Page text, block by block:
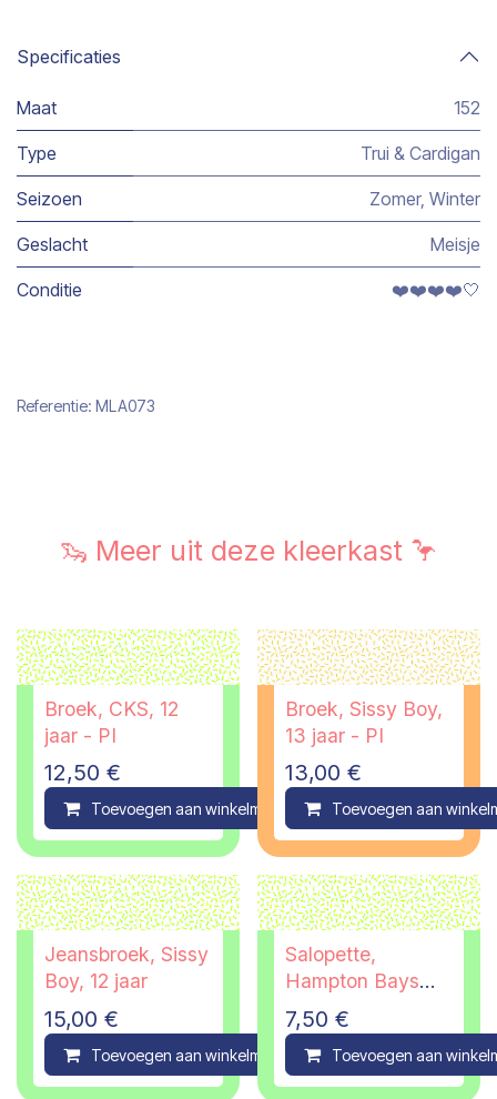
Specificaties
Maat 152
Type Trui & Cardigan
Seizoen Zomer, Winter
Geslacht Meisje
Conditie ❤️❤️❤️❤️🤍
Referentie: MLA073
🦦 Meer uit deze kleerkast 🦩
Broek, CKS, 12
jaar - PI
12,50 €
Toevoegen aan winkelmandje Compare
Broek, Sissy Boy,
13 jaar - PI
13,00 €
Toevoegen aan
Jeansbroek, Sissy
Boy, 12 jaar
15,00 €
Toevoegen aan winkelmandje Compare
Salopette,
Hampton Bays
JBC, 11 jaar - PI
7,50 €
Toevoegen aan